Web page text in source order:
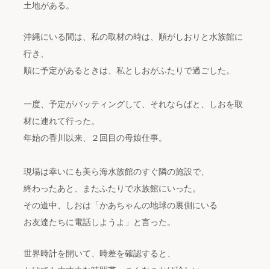
土地がある。
沖縄にいる間は、私の取材の時は、順がしおりと水族館に
行き、
順に予定があるときは、私としおがふたりで過ごした。
一度、予定がバッティングして、それならばと、しおを取
材に連れて行った。
年始の香川以来、２回目の母娘仕事。
現場は幸いにも美ら海水族館のすぐ隣の施設で、
終わったあと、またふたりで水族館にいった。
その道中、しおは「かあちゃんの地球の裏側にいる
お友達たちに電話しようよ」と言った。
世界時計を開いて、時差を確認すると、